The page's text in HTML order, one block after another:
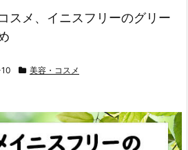
スメ、イニスフリーのグリー
美容・コスメ